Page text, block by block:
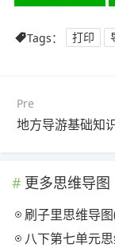
Tags： 打印
Pre
更多思维导图
刷子里思维导
八下第七单元